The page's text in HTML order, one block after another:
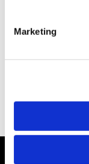
Marketing